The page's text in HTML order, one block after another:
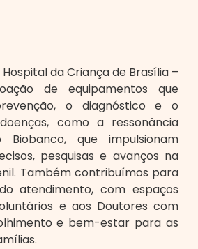
da Criança de Brasília –
de equipamentos que
o diagnóstico e o
como a ressonância
que impulsionam
pesquisas e avanços na
Também contribuímos para
atendimento, com espaços
e aos Doutores com
e bem-estar para as